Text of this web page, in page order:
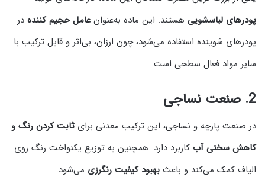
پودرهای لباسشویی هستند. این ماده به‌عنوان عامل حجیم‌ کننده در
پودرهای شوینده استفاده می‌شود، چون ارزان، بی‌اثر و قابل ترکیب با
سایر مواد فعال سطحی است.
2. صنعت نساجی
در صنعت پارچه و نساجی، این ترکیب معدنی برای ثابت کردن رنگ و
کاهش سختی آب کاربرد دارد. همچنین به توزیع یکنواخت رنگ روی
الیاف کمک می‌کند و باعث بهبود کیفیت رنگرزی می‌شود.